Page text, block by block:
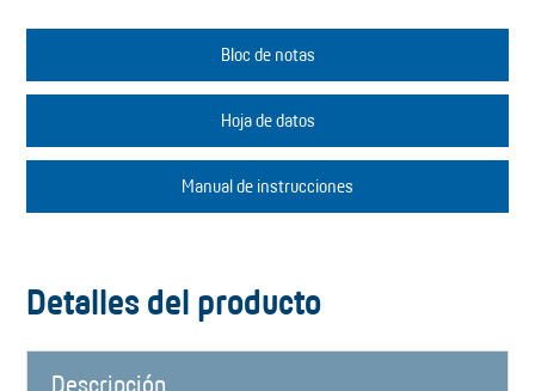
Bloc de notas
Hoja de datos
Manual de instrucciones
Detalles del producto
Descripción